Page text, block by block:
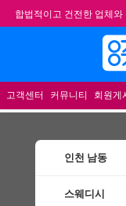
★요기요기 설 연휴 휴무
★ 요기요기 업체회원 안
불건전한 게시글은 삭제
고객센터 커뮤니티 회원게
인천 남동
스웨디시